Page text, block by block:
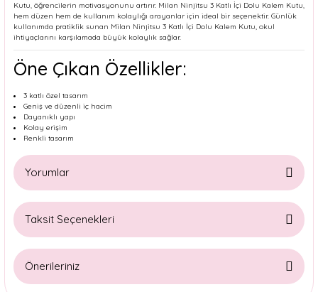
Kutu, öğrencilerin motivasyonunu artırır. Milan Ninjitsu 3 Katlı İçi Dolu Kalem Kutu,
hem düzen hem de kullanım kolaylığı arayanlar için ideal bir seçenektir. Günlük
kullanımda pratiklik sunan Milan Ninjitsu 3 Katlı İçi Dolu Kalem Kutu, okul
ihtiyaçlarını karşılamada büyük kolaylık sağlar.
Öne Çıkan Özellikler:
3 katlı özel tasarım
Geniş ve düzenli iç hacim
Dayanıklı yapı
Kolay erişim
Renkli tasarım
Yorumlar
Taksit Seçenekleri
Önerileriniz